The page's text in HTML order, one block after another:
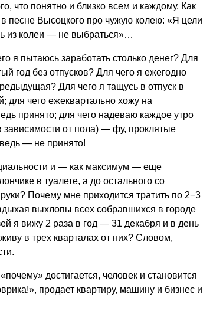
что понятно и близко всем и каждому. Как
в песне Высоцкого про чужую колею: «Я цели
из колеи — не выбраться»…
я пытаюсь заработать столько денег? Для
год без отпусков? Для чего я ежегодно
Для чего я тащусь в отпуск в
для чего ежеквартально хожу на
принято; для чего надеваю каждое утро
зависимости от пола) — фу, проклятые
— не принято!
и — как максимум — еще
в туалете, а до остального со
Почему мне приходится тратить по 2−3
выхлопы всех собравшихся в городе
я вижу 2 раза в год — 31 декабря и в день
в трех кварталах от них? Словом,
достигается, человек и становится
продает квартиру, машину и бизнес и